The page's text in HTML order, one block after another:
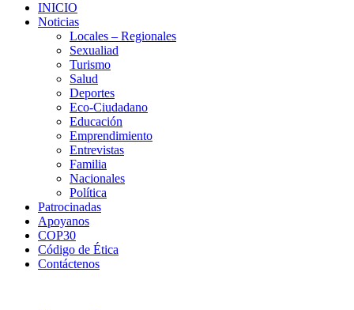
INICIO
Noticias
Locales – Regionales
Sexualiad
Turismo
Salud
Deportes
Eco-Ciudadano
Educación
Emprendimiento
Entrevistas
Familia
Nacionales
Política
Patrocinadas
Apoyanos
COP30
Código de Ética
Contáctenos